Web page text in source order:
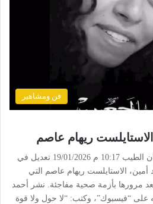
فن ومشاهير
ريهام عاصم
القاهرة: رأي الأمة كتب : مروان الطيب 10:17 م 19/01/2026 تعديل في
أمين، الاستايلست ريهام عاصم التي
مرورها بأزمة صحية مفاجئة. نشر أحمد
على “فيسبوك”، وكتب: “لا حول ولا قوة